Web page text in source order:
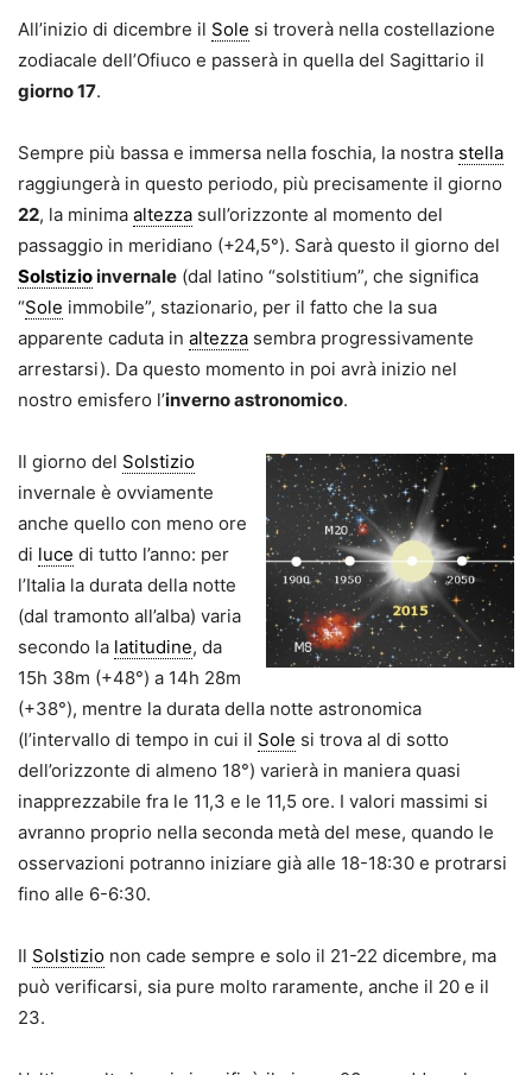
All’inizio di dicembre il Sole si troverà nella costellazione
zodiacale dell’Ofiuco e passerà in quella del Sagittario il
giorno 17.
Sempre più bassa e immersa nella foschia, la nostra stella
raggiungerà in questo periodo, più precisamente il giorno
22, la minima altezza sull’orizzonte al momento del
passaggio in meridiano (+24,5°). Sarà questo il giorno del
Solstizioinvernale (dal latino “solstitium”, che significa
“Sole immobile”, stazionario, per il fatto che la sua
apparente caduta in altezza sembra progressivamente
arrestarsi). Da questo momento in poi avrà inizio nel
nostro emisfero l’inverno astronomico.
Il giorno del Solstizio
invernale è ovviamente
anche quello con meno ore
di luce di tutto l’anno: per
l’Italia la durata della notte
(dal tramonto all’alba) varia
secondo la latitudine, da
15h 38m (+48°) a 14h 28m
(+38°), mentre la durata della notte astronomica
(l’intervallo di tempo in cui il Sole si trova al di sotto
dell’orizzonte di almeno 18°) varierà in maniera quasi
inapprezzabile fra le 11,3 e le 11,5 ore. I valori massimi si
avranno proprio nella seconda metà del mese, quando le
osservazioni potranno iniziare già alle 18-18:30 e protrarsi
fino alle 6-6:30.
Il Solstizio non cade sempre e solo il 21-22 dicembre, ma
può verificarsi, sia pure molto raramente, anche il 20 e il
23.